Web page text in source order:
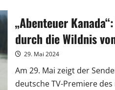
bei
„3nach9“
die
Talkshow-
Seiten
„Abenteuer
durch die Wildnis
29. Mai 2024
Am 29. Mai zeigt der
deutsche TV-Premiere